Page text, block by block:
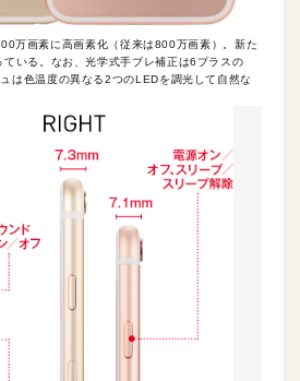
万画素に高画素化（従来は800万画素）。新た
いる。なお、光学式手ブレ補正は6プラスの
は色温度の異なる2つのLEDを調光して自然な